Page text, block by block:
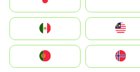
South Korea
Nederland
Portugal